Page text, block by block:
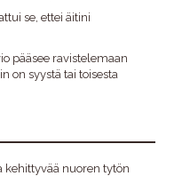
se, ettei äitini
pääsee ravistelemaan
on syystä tai toisesta
kehittyvää nuoren tytön